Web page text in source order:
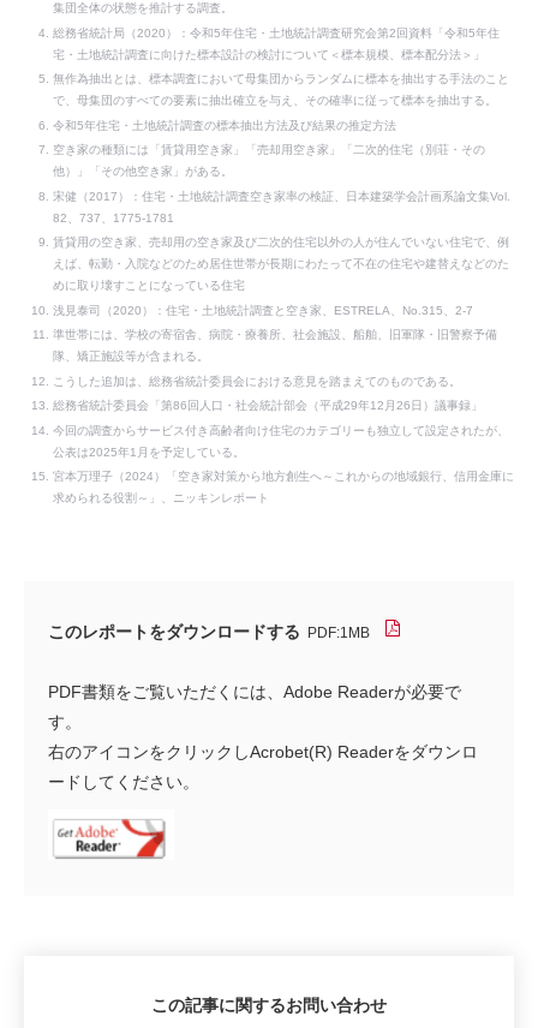
集団全体の状態を推計する調査。
総務省統計局（2020）：令和5年住宅・土地統計調査研究会第2回資料「令和5年住
宅・土地統計調査に向けた標本設計の検討について＜標本規模、標本配分法＞」
無作為抽出とは、標本調査において母集団からランダムに標本を抽出する手法のこと
で、母集団のすべての要素に抽出確立を与え、その確率に従って標本を抽出する。
令和5年住宅・土地統計調査の標本抽出方法及び結果の推定方法
空き家の種類には「賃貸用空き家」「売却用空き家」「二次的住宅（別荘・その
他）」「その他空き家」がある。
宋健（2017）：住宅・土地統計調査空き家率の検証、日本建築学会計画系論文集Vol.
82、737、1775-1781
賃貸用の空き家、売却用の空き家及び二次的住宅以外の人が住んでいない住宅で、例
えば、転勤・入院などのため居住世帯が長期にわたって不在の住宅や建替えなどのた
めに取り壊すことになっている住宅
浅見泰司（2020）：住宅・土地統計調査と空き家、ESTRELA、No.315、2-7
準世帯には、学校の寄宿舎、病院・療養所、社会施設、船舶、旧軍隊・旧警察予備
隊、矯正施設等が含まれる。
こうした追加は、総務省統計委員会における意見を踏まえてのものである。
総務省統計委員会「第86回人口・社会統計部会（平成29年12月26日）議事録」
今回の調査からサービス付き高齢者向け住宅のカテゴリーも独立して設定されたが、
公表は2025年1月を予定している。
宮本万理子（2024）「空き家対策から地方創生へ～これからの地域銀行、信用金庫に
求められる役割～」、ニッキンレポート
このレポートをダウンロードする PDF:1MB
PDF書類をご覧いただくには、Adobe Readerが必要で
す。
右のアイコンをクリックしAcrobet(R) Readerをダウンロ
ードしてください。
この記事に関するお問い合わせ